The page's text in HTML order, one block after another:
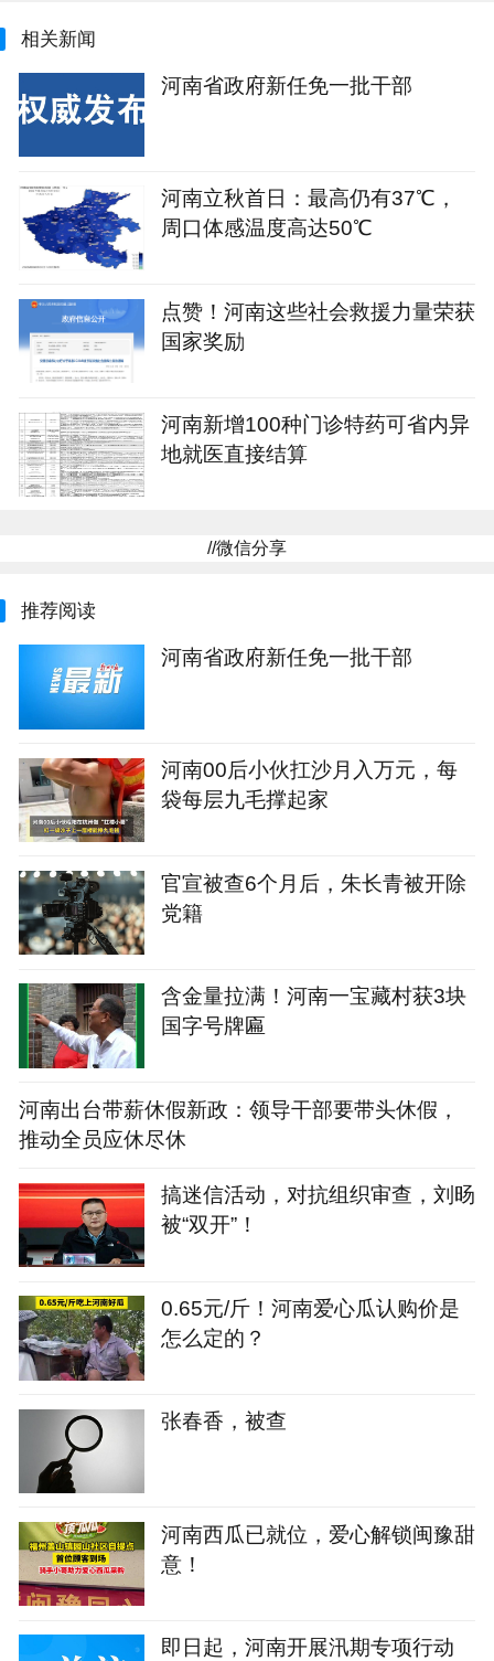
相关新闻
河南省政府新任免一批干部
河南立秋首日：最高仍有37℃，
周口体感温度高达50℃
点赞！河南这些社会救援力量荣获
国家奖励
河南新增100种门诊特药可省内异
地就医直接结算
//微信分享
推荐阅读
河南省政府新任免一批干部
河南00后小伙扛沙月入万元，每
袋每层九毛撑起家
官宣被查6个月后，朱长青被开除
党籍
含金量拉满！河南一宝藏村获3块
国字号牌匾
河南出台带薪休假新政：领导干部要带头休假，
推动全员应休尽休
搞迷信活动，对抗组织审查，刘旸
被“双开”！
0.65元/斤！河南爱心瓜认购价是
怎么定的？
张春香，被查
河南西瓜已就位，爱心解锁闽豫甜
意！
即日起，河南开展汛期专项行动